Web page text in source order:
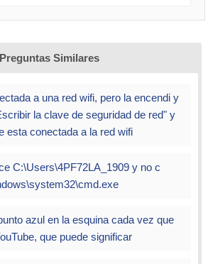
Preguntas Similares
a una red wifi, pero la encendi y
la clave de seguridad de red" y
esta conectada a la red wifi
C:\Users\4PF72LA_1909 y no c
azul en la esquina cada vez que
que puede significar